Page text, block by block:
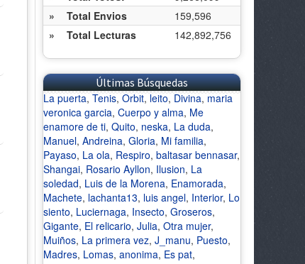
»
Total Envios
159,596
»
Total Lecturas 142,892,756
Últimas Búsquedas
La puerta, Tenis, Orbit, leito, Divina, maria
veronica garcia, Cuerpo y alma, Me
enamore de ti, Quito, neska, La duda,
Manuel, Andreina, Gloria, Mi familia,
Payaso, La ola, Respiro, baltasar bennasar,
Shangai, Rosario Ayllon, Ilusion, La
soledad, Luis de la Morena, Enamorada,
Machete, lachanta13, luis angel, Interior, Lo
siento, Luciernaga, Insecto, Groseros,
Gigante, El relicario, Julia, Otra mujer,
Muiños, La primera vez, J_manu, Puesto,
Madres, Lomas, anonima, Es pat,